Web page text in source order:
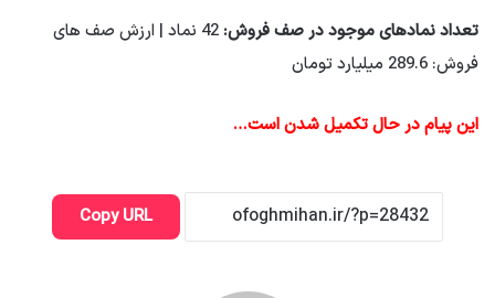
تعداد نمادهای موجود در صف فروش:
42 نماد | ارزش صف های
فروش: 289.6 میلیارد تومان
این پیام در حال تکمیل شدن است…
Copy URL